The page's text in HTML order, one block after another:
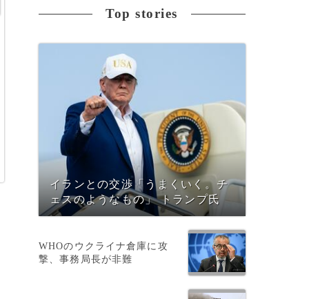
Top stories
イランとの交渉「うまくいく。チ
ェスのようなもの」 トランプ氏
WHOのウクライナ倉庫に攻
撃、事務局長が非難